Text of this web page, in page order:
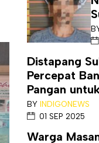
Distapang
Percepat
Pangan
BY INDIGONEWS
01 SEP 2025
Warga